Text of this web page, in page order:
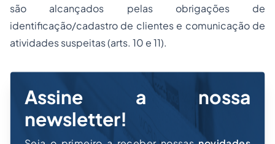
são alcançados pelas obrigações de
identificação/cadastro de clientes e comunicação de
atividades suspeitas (arts. 10 e 11).
Assine a nossa
newsletter!